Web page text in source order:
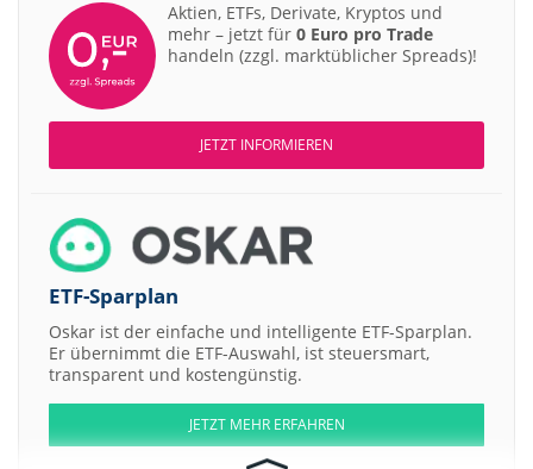
Aktien, ETFs, Derivate, Kryptos und
mehr – jetzt für 0 Euro pro Trade
handeln (zzgl. marktüblicher Spreads)!
JETZT INFORMIEREN
ETF-Sparplan
Oskar ist der einfache und intelligente ETF-Sparplan.
Er übernimmt die ETF-Auswahl, ist steuersmart,
transparent und kostengünstig.
JETZT MEHR ERFAHREN